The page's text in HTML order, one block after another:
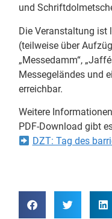
und
Die Veranstaltung
(teilweise über
„Messedamm“,
Messegeländes und
erreichbar.
Weitere
PDF-Download gibt
DZT: Tag des